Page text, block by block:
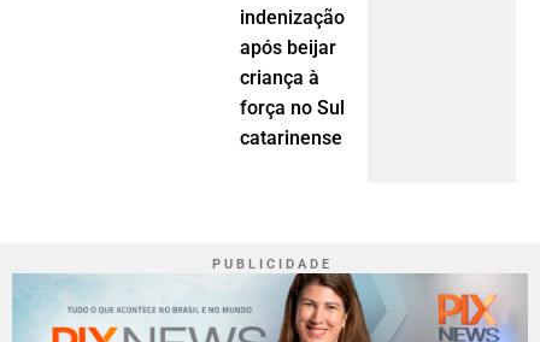
indenização
após beijar
criança à
força no Sul
catarinense
P U B L I C I D A D E